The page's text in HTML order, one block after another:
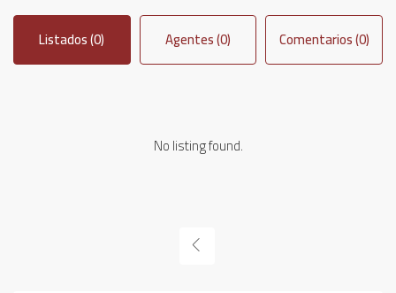
Listados (0) Agentes (0) Comentarios (0)
No listing found.